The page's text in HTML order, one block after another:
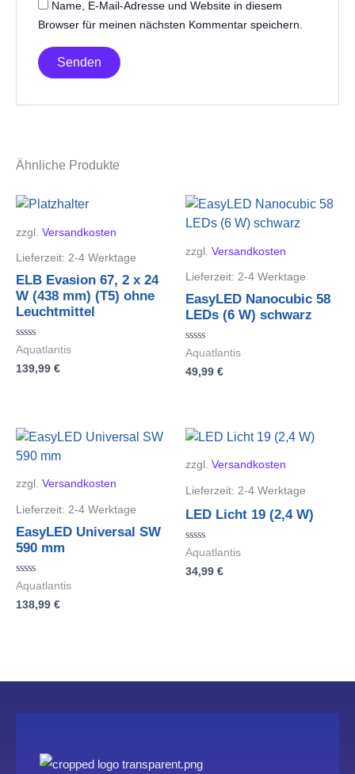
Name, E-Mail-Adresse und Website in diesem
Browser für meinen nächsten Kommentar speichern.
Ähnliche Produkte
zzgl. Versandkosten
Lieferzeit: 2-4 Werktage
ELB Evasion 67, 2 x 24
W (438 mm) (T5) ohne
Leuchtmittel
Bewertet
mit
0
Aquatlantis
139,99 €
zzgl. Versandkosten
Lieferzeit: 2-4 Werktage
EasyLED Nanocubic 58
LEDs (6 W) schwarz
Bewertet
mit
0
Aquatlantis
49,99 €
zzgl. Versandkosten
Lieferzeit: 2-4 Werktage
EasyLED Universal SW
590 mm
Bewertet
mit
0
Aquatlantis
138,99 €
zzgl. Versandkosten
Lieferzeit: 2-4 Werktage
LED Licht 19 (2,4 W)
Bewertet
mit
0
Aquatlantis
34,99 €